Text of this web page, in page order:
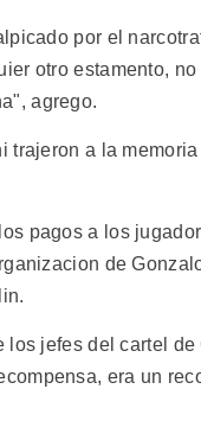
por el
otro estamento,
agrego.
a la
pagos a los
de
jefes del cartel
era un